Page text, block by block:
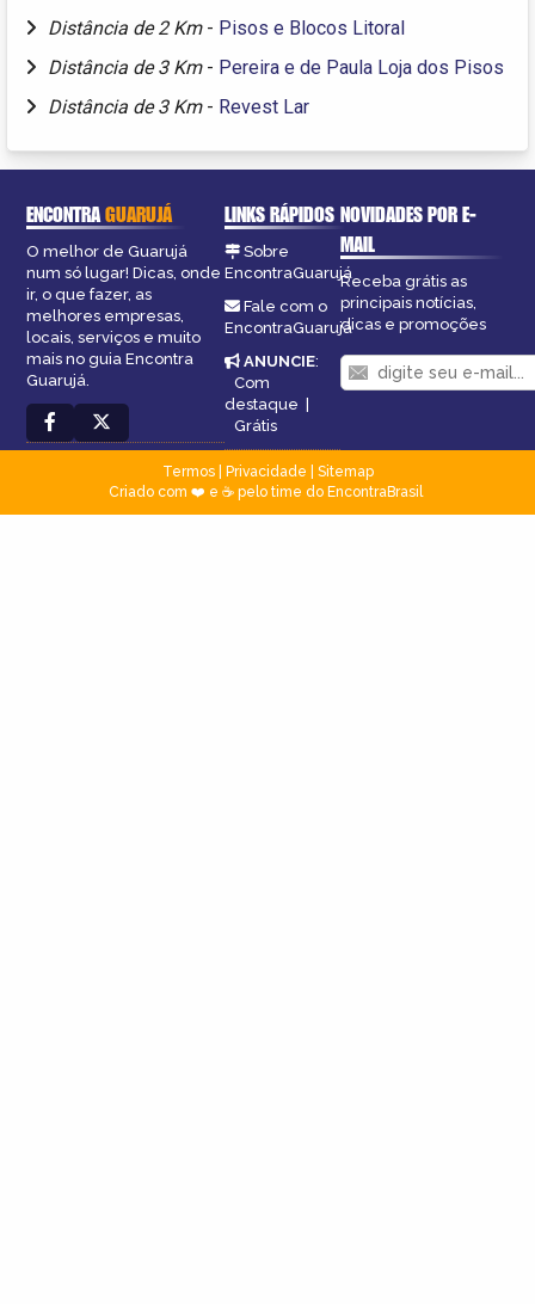
Distância de 2 Km - Pisos e Blocos Litoral
Distância de 3 Km - Pereira e de Paula Loja dos Pisos
Distância de 3 Km - Revest Lar
ENCONTRAGUARUJÁ
O melhor de Guarujá
num só lugar! Dicas, onde
ir, o que fazer, as
melhores empresas,
locais, serviços e muito
mais no guia Encontra
Guarujá.
LINKS RÁPIDOS
Sobre
EncontraGuarujá
Fale com o
EncontraGuarujá
ANUNCIE:
Com
destaque |
Grátis
NOVIDADES POR E-
MAIL
Receba grátis as
principais notícias,
dicas e promoções
Termos| Privacidade
Sitemap
Criado com ❤️ e ☕ pelo time do EncontraBrasil